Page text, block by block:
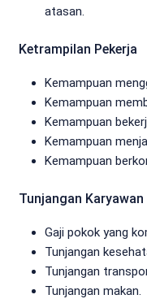
atasan.
Ketrampilan Pekerja
Kemampuan
Kemampuan
Kemampuan
Kemampuan
Kemampuan
Tunjangan Karyawan
Gaji pokok yang
Tunjangan
Tunjangan
Tunjangan makan.